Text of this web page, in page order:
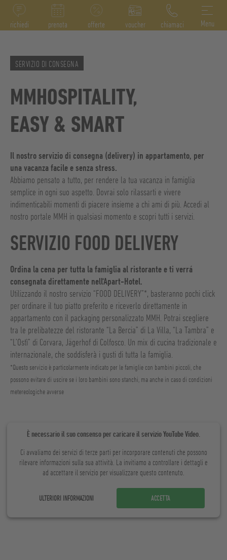
Menu
chiamaci
DE EN
richiedi prenota offerte voucher
SERVIZIO DI CONSEGNA
MMHOSPITALITY,
EASY & SMART
Il nostro servizio di consegna (delivery) in appartamento, per
una vacanza facile e senza stress.
Abbiamo pensato a tutto, per rendere la tua vacanza in famiglia
semplice in ogni suo aspetto. Dovrai solo rilassarti e vivere
indimenticabili momenti di piacere insieme a chi ami di più. Accedi al
nostro portale MMH in qualsiasi momento e scopri tutti i servizi.
SERVIZIO FOOD DELIVERY
Ordina la cena per tutta la famiglia al ristorante e ti verrá
consegnata direttamente nell‘Apart-Hotel.
Utilizzando il nostro servizio “FOOD DELIVERY”*, basteranno pochi click
per ordinare il tuo piatto preferito e riceverlo direttamente in
appartamento con il packaging personalizzato MMH. Potrai scegliere
tra le prelibatezze del ristorante “La Bercia” di La Villa, “La Tambra” e
“L’Ostì” di Corvara, Jägerhof di Colfosco. Un mix di cucina tradizionale e
internazionale, che soddisferà i gusti di tutta la famiglia.
*Questo servizio è particolarmente indicato per le famiglie con bambini piccoli, che
possono evitare di uscire se i loro bambini sono stanchi, ma anche in caso di condizioni
metereologiche avverse
È necessario il suo consenso per caricare il servizio YouTube Video.
Ci avvaliamo dei servizi di terze parti per incorporare contenuti che possono
rilevare informazioni sulla sua attività. La invitiamo a controllare i dettagli e
ad accettare il servizio per visualizzare questo contenuto.
ULTERIORI INFORMAZIONI ACCETTA